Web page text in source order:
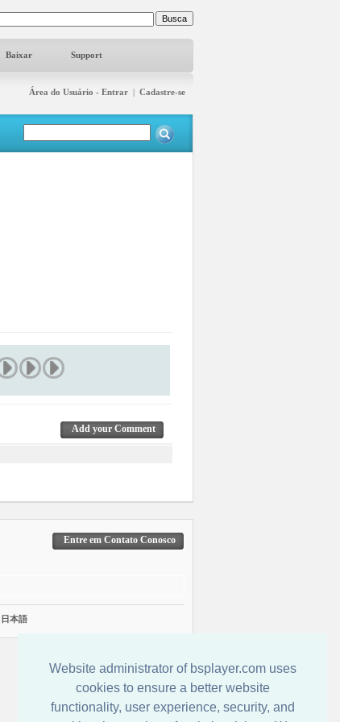
Website administrator of bsplayer.com uses
cookies to ensure a better website
functionality, user experience, security, and
Baixar Support
Área do Usuário - Entrar | Cadastre-se
Add your Comment
Entre em Contato Conosco
日本語